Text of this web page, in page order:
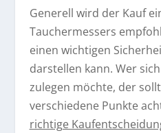
Generell wird der Kauf
Tauchermessers
einen wichtigen
darstellen kann. Wer
zulegen möchte, der
verschiedene Punkte
richtige